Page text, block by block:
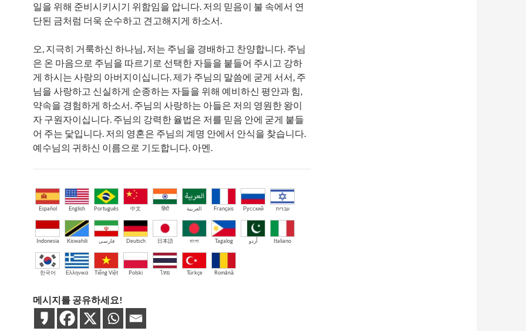
일을 위해 준비시키시기 위함임을 압니다. 저의 믿음이 불 속에서 연
단된 금처럼 더욱 순수하고 견고해지게 하소서.
오, 지극히 거룩하신 하나님, 저는 주님을 경배하고 찬양합니다. 주님
은 온 마음으로 주님을 따르기로 선택한 자들을 붙들어 주시고 강하
게 하시는 사랑의 아버지이십니다. 제가 주님의 말씀에 굳게 서서, 주
님을 사랑하고 신실하게 순종하는 자들을 위해 예비하신 평안과 힘,
약속을 경험하게 하소서. 주님의 사랑하는 아들은 저의 영원한 왕이
자 구원자이십니다. 주님의 강력한 율법은 저를 믿음 안에 굳게 붙들
어 주는 닻입니다. 저의 영혼은 주님의 계명 안에서 안식을 찾습니다.
예수님의 귀하신 이름으로 기도합니다. 아멘.
Español English Português 中文 हिंदी العربية Français Русский עברית
Indonesia Kiswahili فارسی Deutsch 日本語 বাংলা Tagalog اُردو Italiano
한국어 Ελληνικά Tiếng Việt Polski ไทย Türkçe Română
메시지를 공유하세요!